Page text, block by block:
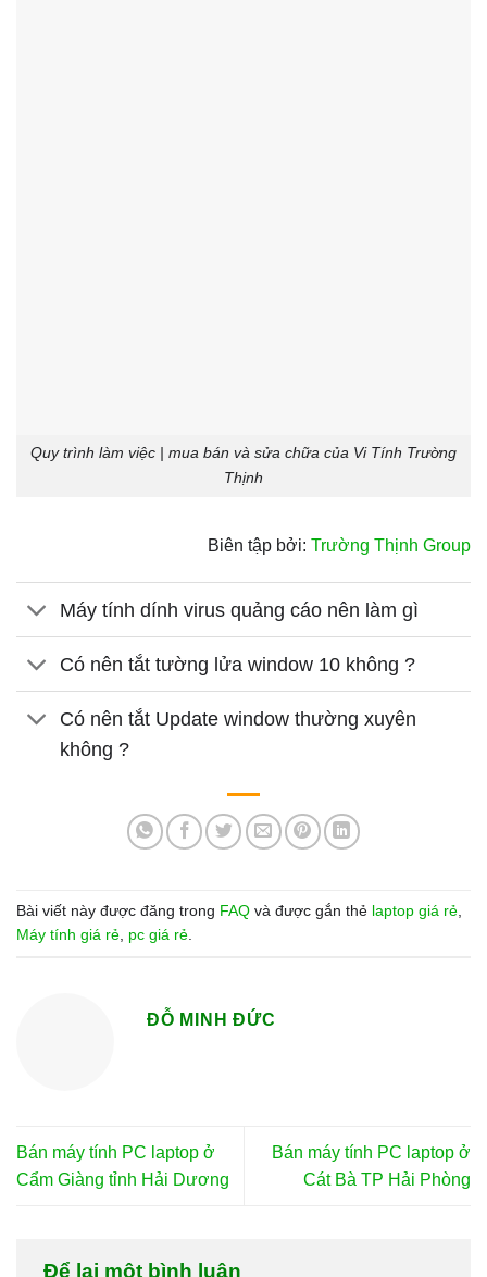
Quy trình làm việc | mua bán và sửa chữa của Vi Tính Trường
Thịnh
Biên tập bởi: Trường Thịnh Group
Máy tính dính virus quảng cáo nên làm gì
Có nên tắt tường lửa window 10 không ?
Có nên tắt Update window thường xuyên
không ?
Bài viết này được đăng trong FAQ và được gắn thẻ laptop giá rẻ,
Máy tính giá rẻ, pc giá rẻ.
ĐỖ MINH ĐỨC
Bán máy tính PC laptop ở
Cẩm Giàng tỉnh Hải Dương
Bán máy tính PC laptop ở
Cát Bà TP Hải Phòng
Để lại một bình luận